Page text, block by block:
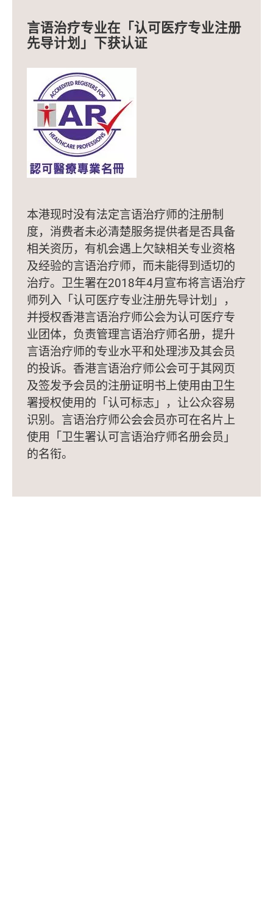
言语治疗专业在「认可医疗专业注册
先导计划」下获认证
本港现时没有法定言语治疗师的注册制
度，消费者未必清楚服务提供者是否具备
相关资历，有机会遇上欠缺相关专业资格
及经验的言语治疗师，而未能得到适切的
治疗。卫生署在2018年4月宣布将言语治疗
师列入「认可医疗专业注册先导计划」，
并授权香港言语治疗师公会为认可医疗专
业团体，负责管理言语治疗师名册，提升
言语治疗师的专业水平和处理涉及其会员
的投诉。香港言语治疗师公会可于其网页
及签发予会员的注册证明书上使用由卫生
署授权使用的「认可标志」，让公众容易
识别。言语治疗师公会会员亦可在名片上
使用「卫生署认可言语治疗师名册会员」
的名衔。